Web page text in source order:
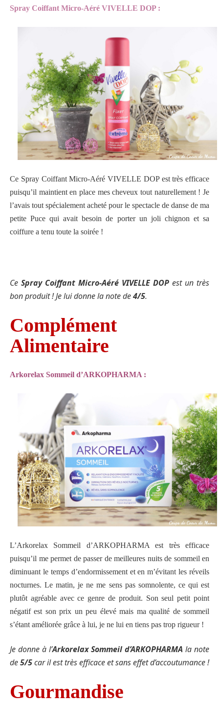
Spray Coiffant Micro-Aéré VIVELLE DOP :
Ce Spray Coiffant Micro-Aéré VIVELLE DOP est très efficace
puisqu’il maintient en place mes cheveux tout naturellement ! Je
l’avais tout spécialement acheté pour le spectacle de danse de ma
petite Puce qui avait besoin de porter un joli chignon et sa
coiffure a tenu toute la soirée !
Ce Spray Coiffant Micro-Aéré VIVELLE DOP est un très
bon produit ! Je lui donne la note de4/5.
Complément
Alimentaire
Arkorelax Sommeil d’ARKOPHARMA :
L’Arkorelax Sommeil d’ARKOPHARMA est très efficace
puisqu’il me permet de passer de meilleures nuits de sommeil en
diminuant le temps d’endormissement et en m’évitant les réveils
nocturnes. Le matin, je ne me sens pas somnolente, ce qui est
plutôt agréable avec ce genre de produit. Son seul petit point
négatif est son prix un peu élevé mais ma qualité de sommeil
s’étant améliorée grâce à lui, je ne lui en tiens pas trop rigueur !
Je donne à l’Arkorelax Sommeil d’ARKOPHARMA la note
de5/5car il est très efficace et sans effet d’accoutumance !
Gourmandise